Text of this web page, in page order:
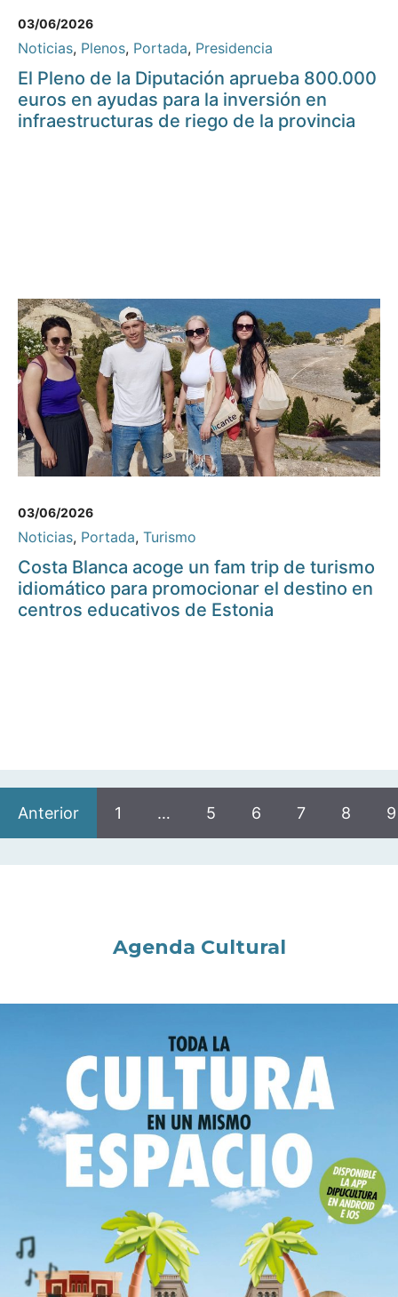
03/06/2026
Noticias, Plenos, Portada, Presidencia
El Pleno de la Diputación aprueba 800.000
euros en ayudas para la inversión en
infraestructuras de riego de la provincia
03/06/2026
Noticias, Portada, Turismo
Costa Blanca acoge un fam trip de turismo
idiomático para promocionar el destino en
centros educativos de Estonia
Anterior 1 … 5 6 7 8 9
Agenda Cultural